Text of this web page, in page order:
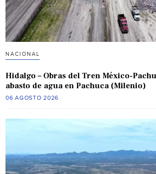
NACIONAL
Hidalgo – Obras del Tren México-
abasto de agua en Pachuca (Milenio)
06 AGOSTO 2026